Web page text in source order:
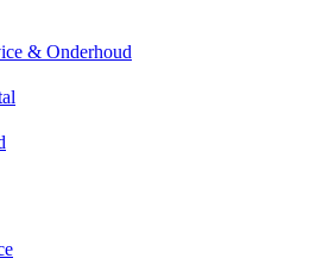
& Onderhoud